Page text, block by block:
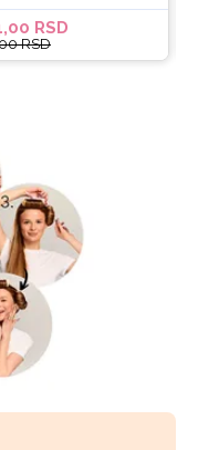
Soda
RSD
RSD